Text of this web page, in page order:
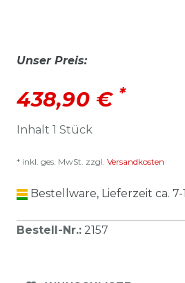
Unser Preis:
438,90 € *
Inhalt 1 Stück
* inkl. ges. MwSt. zzgl. Versandkosten
Bestellware, Lieferzeit ca.
Bestell-Nr.: 2157